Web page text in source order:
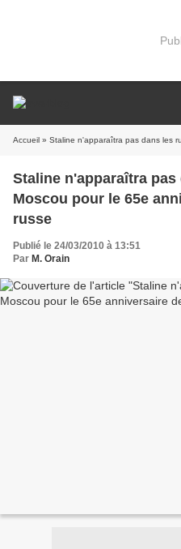
Accueil » Staline n'apparaîtra pas dans les rues de
Staline n'apparaîtra
Moscou pour le 65e
russe
Publié le 24/03/2010 à 13:51
Par M. Orain